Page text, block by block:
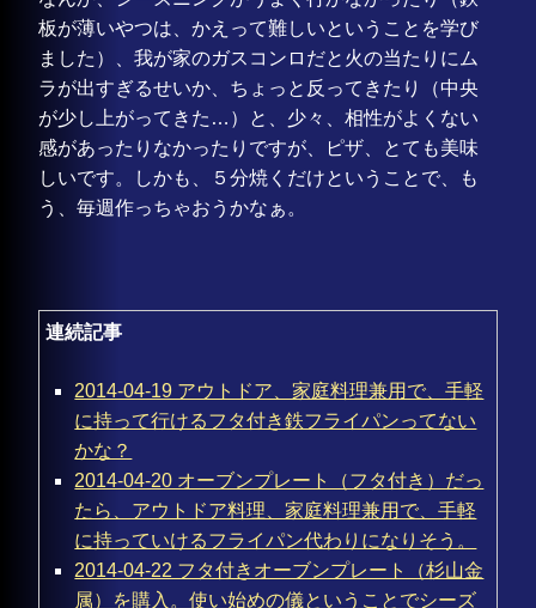
板が薄いやつは、かえって難しいということを学び
ました）、我が家のガスコンロだと火の当たりにム
ラが出すぎるせいか、ちょっと反ってきたり（中央
が少し上がってきた…）と、少々、相性がよくない
感があったりなかったりですが、ピザ、とても美味
しいです。しかも、５分焼くだけということで、も
う、毎週作っちゃおうかなぁ。
連続記事
2014-04-19 アウトドア、家庭料理兼用で、手軽
に持って行けるフタ付き鉄フライパンってない
かな？
2014-04-20 オーブンプレート（フタ付き）だっ
たら、アウトドア料理、家庭料理兼用で、手軽
に持っていけるフライパン代わりになりそう。
2014-04-22 フタ付きオーブンプレート（杉山金
属）を購入。使い始めの儀ということでシーズ